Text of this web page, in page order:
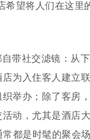
希望将人们在这里
带社交滤镜：从下
为入住客人建立
举办；除了客房
动，尤其是酒店
都是时髦的聚会